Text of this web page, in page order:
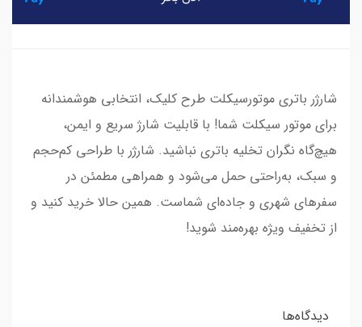
شارژر باتری موتورسیکلت طرح کلیک، انتخابی هوشمندانه
برای موتور سیکلت شما! با قابلیت شارژ سریع و ایمن،
هیچ‌گاه نگران تخلیه باتری نباشید. شارژر با طراحی کم‌حجم
و سبک، به‌راحتی حمل می‌شود و همراهی مطمئن در
سفرهای شهری و جاده‌ای شماست. همین حالا خرید کنید و
از تخفیف ویژه بهره‌مند شوید!
دیدگاه‌ها